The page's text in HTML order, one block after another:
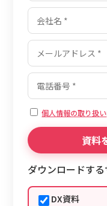
個人情報の取り扱い
ダウンロードす
DX資料